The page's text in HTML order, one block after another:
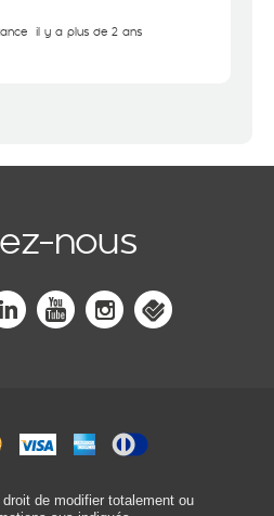
il y a plus de 2 ans
nous
de modifier totalement ou